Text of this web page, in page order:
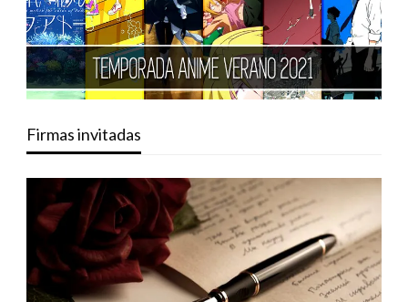
Firmas invitadas